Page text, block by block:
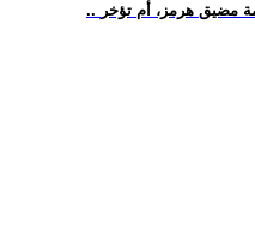
مضيق هرمز، أم تؤخر